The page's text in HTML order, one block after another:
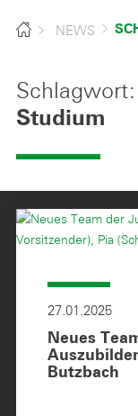
NEWS
Schlagwort:
Studium
27.01.2025
Neues
Butzbach